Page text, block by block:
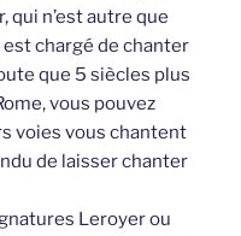
qui n’est autre que
est chargé de chanter
que 5 siècles plus
vous pouvez
voies vous chantent
de laisser chanter
Leroyer ou